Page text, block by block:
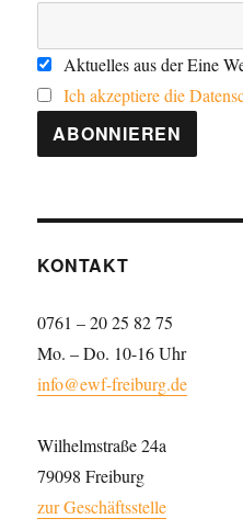
Aktuelles aus der Eine
Ich akzeptiere die
KONTAKT
0761 – 20 25 82 75
Mo. – Do. 10-16 Uhr
info@ewf-freiburg.de
Wilhelmstraße 24a
79098 Freiburg
zur Geschäftsstelle